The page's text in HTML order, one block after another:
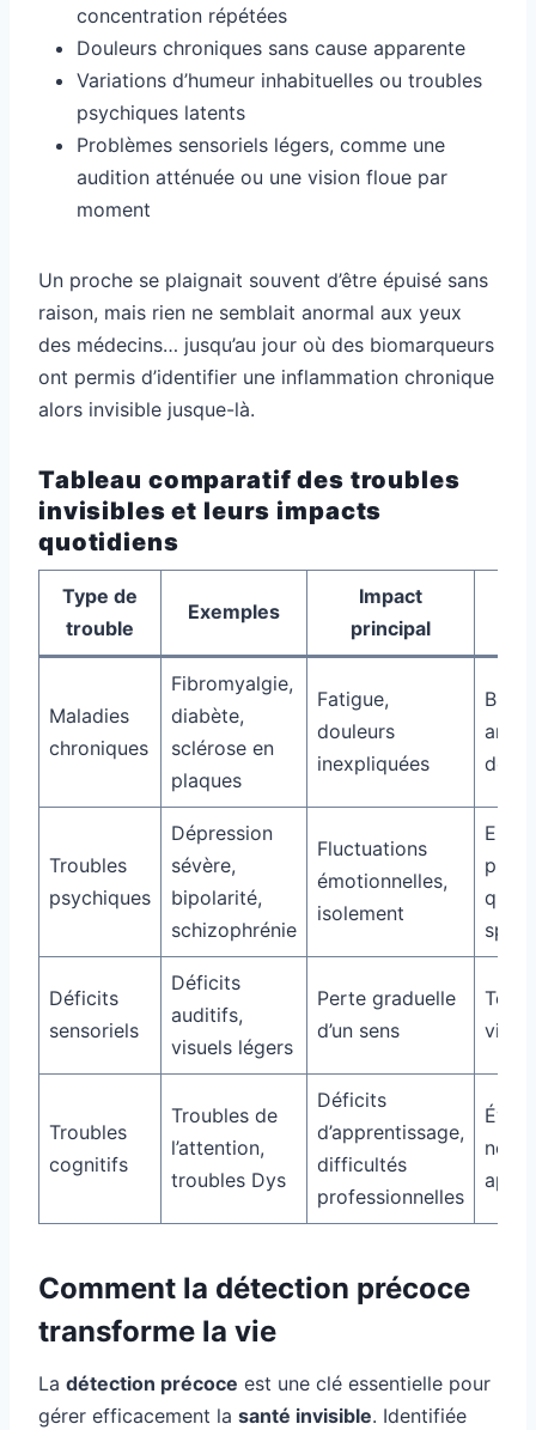
concentration répétées
Douleurs chroniques sans cause apparente
Variations d’humeur inhabituelles ou troubles
psychiques latents
Problèmes sensoriels légers, comme une
audition atténuée ou une vision floue par
moment
Un proche se plaignait souvent d’être épuisé sans
raison, mais rien ne semblait anormal aux yeux
des médecins… jusqu’au jour où des biomarqueurs
ont permis d’identifier une inflammation chronique
alors invisible jusque-là.
Tableau comparatif des troubles
invisibles et leurs impacts
quotidiens
Type de
trouble
Exemples
Impact
principal
Maladies
chroniques
Fibromyalgie,
diabète,
sclérose en
plaques
Fatigue,
douleurs
inexpliquées
Troubles
psychiques
Dépression
sévère,
bipolarité,
schizophrénie
Fluctuations
émotionnelles,
isolement
Déficits
sensoriels
Déficits
auditifs,
visuels légers
Perte graduelle
d’un sens
Troubles
cognitifs
Troubles de
l’attention,
troubles Dys
Déficits
d’apprentissage,
difficultés
professionnelles
Comment la détection précoce
transforme la vie
La détection précoce est une clé essentielle pour
gérer efficacement la santé invisible. Identifiée